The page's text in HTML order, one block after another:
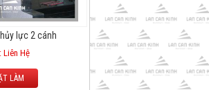
lực 2 cánh
Liên Hệ
LÀM